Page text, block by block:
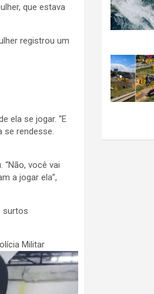
que estava
registrou um
ela se jogar. “E
se rendesse.
você vai
a jogar ela”,
surtos